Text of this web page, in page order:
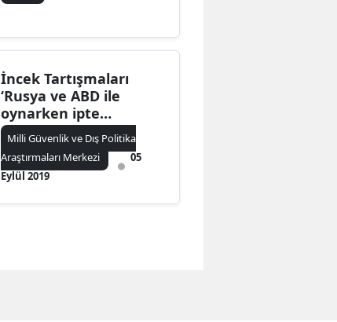
İncek Tartışmaları
‘Rusya ve ABD ile
oynarken ipte
yürümek: Türkiye’nin
bir rota belirleme vakti
geldi mi?’
Milli Güvenlik ve Dış Politika
Araştırmaları Merkezi
05
Eylül 2019